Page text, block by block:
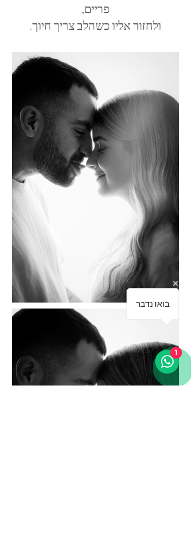
פריים,
ולחזור אליו כשהלב צריך חיוך.
בואו נדבר
1